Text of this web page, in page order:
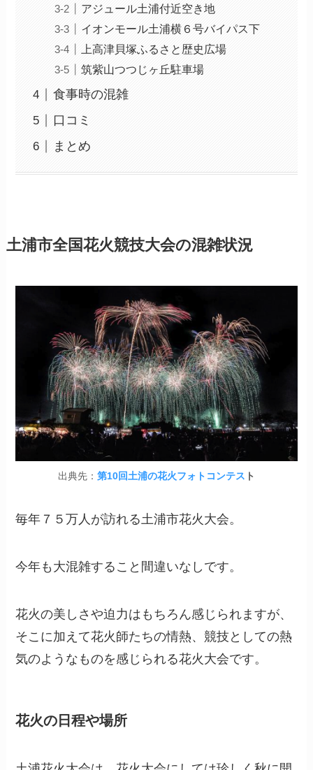
アジュール土浦付近空き地
イオンモール土浦横６号バイパス下
上高津貝塚ふるさと歴史広場
筑紫山つつじヶ丘駐車場
食事時の混雑
口コミ
まとめ
土浦市全国花火競技大会の混雑状況
出典先： 第10回土浦の花火フォトコンテス ト
毎年７５万人が訪れる土浦市花火大会。
今年も大混雑すること間違いなしです。
花火の美しさや迫力はもちろん感じられますが、
そこに加えて花火師たちの情熱、競技としての熱
気のようなものを感じられる花火大会です。
花火の日程や場所